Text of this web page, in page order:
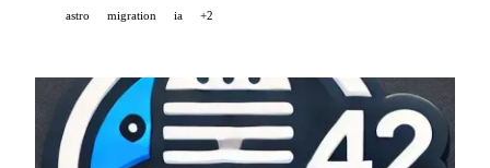
astro migration ia +2